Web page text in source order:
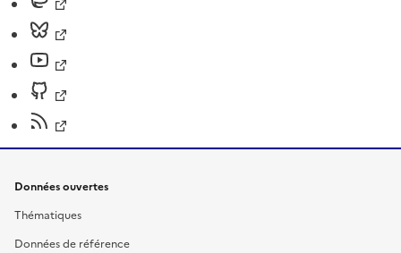
Données ouvertes
Thématiques
Données de référence